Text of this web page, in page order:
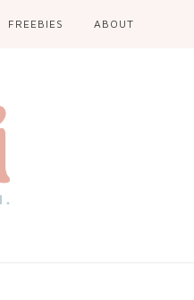
FREEBIES ABOUT